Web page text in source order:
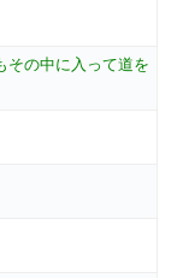
その中に入って道を